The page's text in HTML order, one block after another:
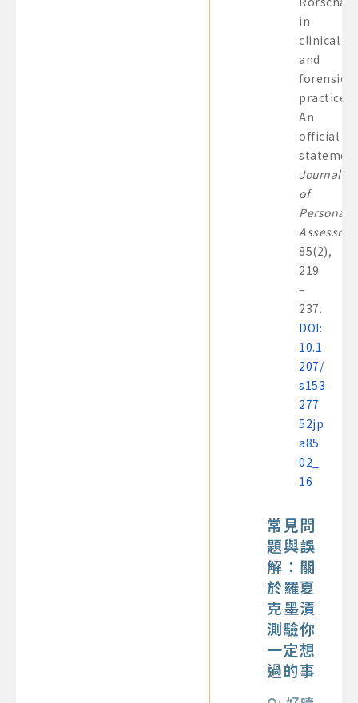
in
clinical
and
forensic
practice:
An
official
Journal
of
85(2),
219
–
237.
DOI:
10.1
207/
s153
277
52jp
a85
02_
16
常見問
題與誤
解：關
於羅夏
克墨漬
測驗你
一定想
過的事